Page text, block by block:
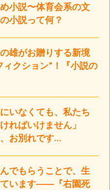
小説〜体育会系の文
小説って何？
雄がお贈りする新境
ィクション”！『小説の
いなくても、私たち
ればいけません」
お別れです…
でもらうことで、生
ています――『右園死